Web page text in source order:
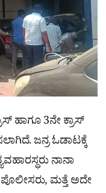
ಹಾಗೂ 3ನೇ ಕ್ರಾಸ್
ಜನ್ರ ಓಡಾಟಕ್ಕೆ
ನಾನಾ
ಪೊಲೀಸರು, ಮತ್ತೆ ಅದೇ